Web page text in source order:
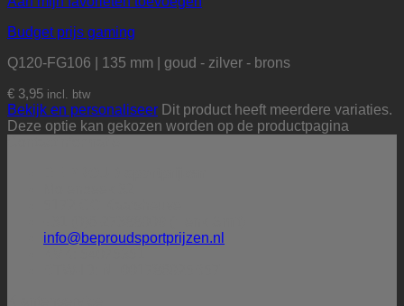
Budget prijs gaming
Q120-FG106 | 135 mm | goud - zilver - brons
€ 3,95 incl. btw
Bekijk en personaliseer Dit product heeft meerdere variaties.
Deze optie kan gekozen worden op de productpagina
info@beproudsportprijzen.nl